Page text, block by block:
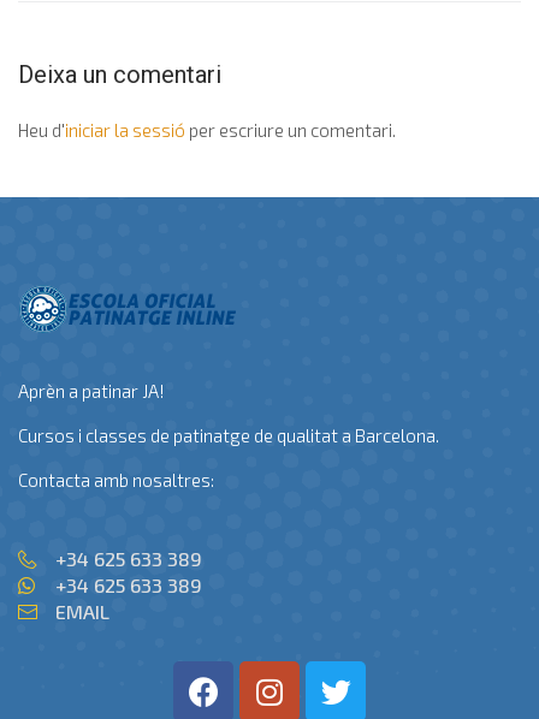
Deixa un comentari
Heu d'iniciar la sessió per escriure un comentari.
Aprèn a patinar JA!
Cursos i classes de patinatge de qualitat a Barcelona.
Contacta amb nosaltres:
+34 625 633 389
+34 625 633 389
EMAIL